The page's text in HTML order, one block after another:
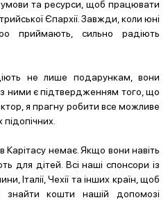
та ресурси, щоб працювати
Єпархії. Завжди, коли юні
приймають, сильно радіють
не лише подарункам, вони
ними є підтвердженням того, що
я прагну робити все можливе
Карітасу немає. Якщо вони навіть
для дітей. Всі наші спонсори із
Італії, Чехії та інших країн, щоб
знайти кошти нашій допомозі